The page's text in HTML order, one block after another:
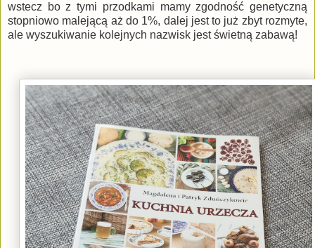
wstecz bo z tymi przodkami mamy zgodność genetyczną
stopniowo malejącą aż do 1%, dalej jest to już zbyt rozmyte,
ale wyszukiwanie kolejnych nazwisk jest świetną zabawą!